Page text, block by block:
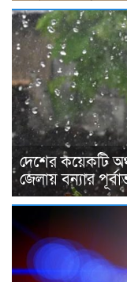
দেশের কয়েকটি
জেলায় বন্যার